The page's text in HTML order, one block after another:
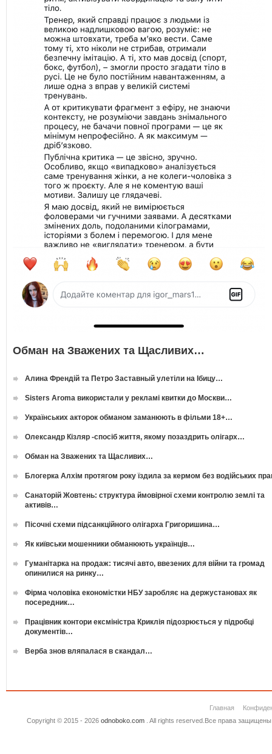
Обман на Зважених та Щасливих…
Алина Френдій та Петро Заставный улетіли на Ібицу…
Sisters Aroma використали у рекламі квитки до Москви…
Українських акторок обманом заманюють в фільми 18+…
Олександр Кізляр -спосіб життя, якому позаздрить олігарх…
Обман на Зважених та Щасливих…
Блогерка Алхім протягом року їздила за кермом без водійських
Санаторій Жовтень: структура ймовірної схеми контролю землі та
активів…
Пісочні схеми підсанкційного олігарха Григоришина…
Як київськи мошенники обманюють українців…
Гуманітарка на продаж: тисячі авто, ввезених для війни та громад
опинилися на ринку…
Фірма чоловіка економістки НБУ заробляє на держустановах як
посередник…
Працівник контори ексміністра Криклія підозрюється у підробці
документів…
Верба знов вляпалася в скандал…
Главная
Copyright © 2015 - 2026 odnoboko.com. All rights reserved.Все права защищены.